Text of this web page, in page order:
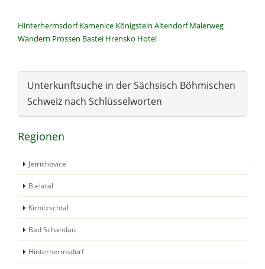
Hinterhermsdorf Kamenice Königstein Altendorf Malerweg
Wandern Prossen Bastei Hrensko Hotel
Unterkunftsuche in der Sächsisch Böhmischen
Schweiz nach Schlüsselworten
Regionen
Jetrichovice
Bielatal
Kirnitzschtal
Bad Schandau
Hinterhermsdorf